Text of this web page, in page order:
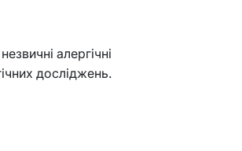
алергічні
досліджень.